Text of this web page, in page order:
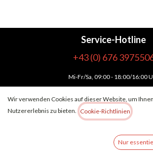
Service-Hotline
+43 (0) 676
Mi-Fr/Sa , 09:00 - 18:00/16:00
Oder über unser
SHOP SERVICE
Wir verwenden Cookies auf dieser Website, um
Nutzererlebnis zu bieten.
Cookie-Richtlinien
Nur